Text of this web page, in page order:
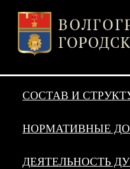
СОСТАВ И
НОРМАТИВНЫЕ
ДЕЯТЕЛЬНОСТЬ